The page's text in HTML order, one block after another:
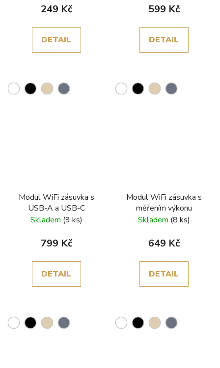
249 Kč
DETAIL
599 Kč
DETAIL
Modul WiFi zásuvka s
USB-A a USB-C
Skladem (9 ks)
799 Kč
DETAIL
Modul WiFi zásuvka s
měřením výkonu
Skladem (8 ks)
649 Kč
DETAIL